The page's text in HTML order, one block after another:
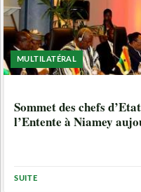
MULTILATÉRAL
Sommet des chefs
l’Entente à Niamey
SUITE